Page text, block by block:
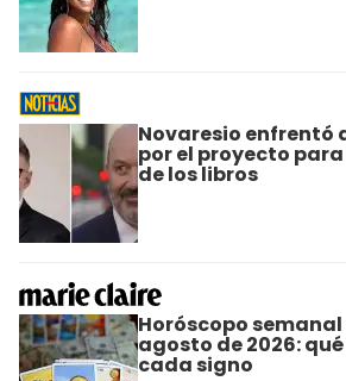
Novaresio enfrentó
por el proyecto
de los libros
Horóscopo semanal
agosto de 2026:
cada signo